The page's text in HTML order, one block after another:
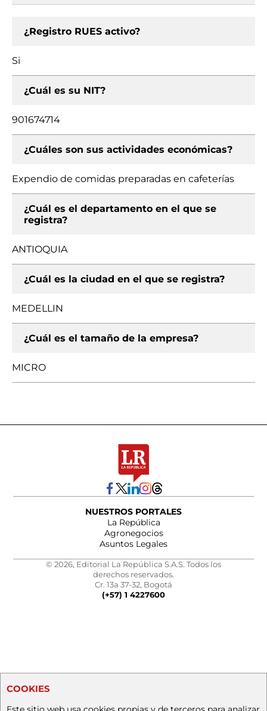
¿Registro RUES activo?
Si
¿Cuál es su NIT?
901674714
¿Cuáles son sus actividades económicas?
Expendio de comidas preparadas en cafeterías
¿Cuál es el departamento en el que se
registra?
ANTIOQUIA
¿Cuál es la ciudad en el que se registra?
MEDELLIN
¿Cuál es el tamaño de la empresa?
MICRO
NUESTROS PORTALES
La República
Agronegocios
Asuntos Legales
© 2026, Editorial La República S.A.S. Todos los
derechos reservados.
Cr. 13a 37-32, Bogotá
(+57) 1 4227600
COOKIES